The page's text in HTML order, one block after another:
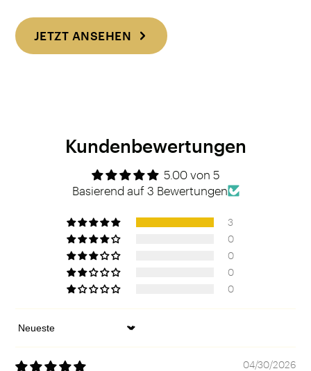
JETZT ANSEHEN
Kundenbewertungen
5.00 von 5
Basierend auf 3 Bewertungen
3
0
0
0
0
Sort by
04/30/2026